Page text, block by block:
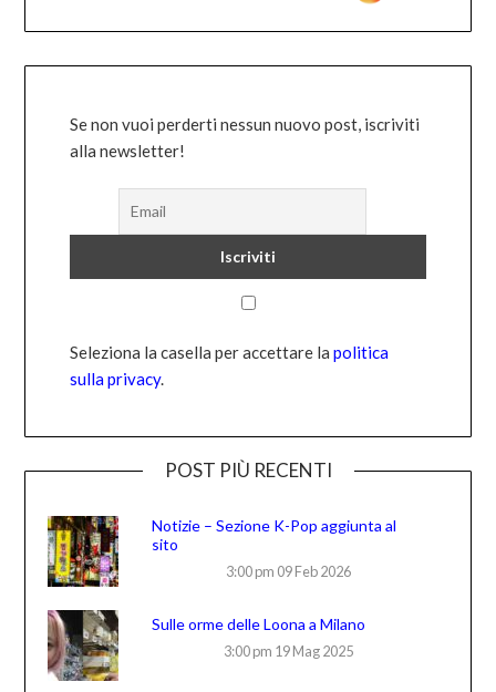
Se non vuoi perderti nessun nuovo post, iscriviti
alla newsletter!
Seleziona la casella per accettare la politica
sulla privacy.
POST PIÙ RECENTI
Notizie – Sezione K-Pop aggiunta al
sito
3:00 pm 09 Feb 2026
Sulle orme delle Loona a Milano
3:00 pm 19 Mag 2025